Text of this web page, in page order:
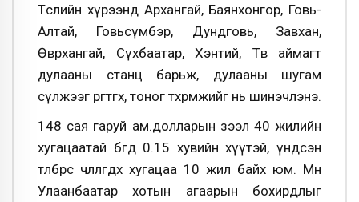
Төслийн хүрээнд Архангай, Баянхонгор, Говь-
Алтай, Говьсүмбэр, Дундговь, Завхан,
Өвөрхангай, Сүхбаатар, Хэнтий, Төв аймагт
дулааны станц барьж, дулааны шугам
сүлжээг өргөтгөх, тоног төхөөрөмжийг нь шинэчлэнэ.
148 сая гаруй ам.долларын зээл 40 жилийн
хугацаатай бөгөөд 0.15 хувийн хүүтэй, үндсэн
төлбөрөөс чөлөөлөгдөх хугацаа 10 жил байх юм. Мөн
Улаанбаатар хотын агаарын бохирдлыг